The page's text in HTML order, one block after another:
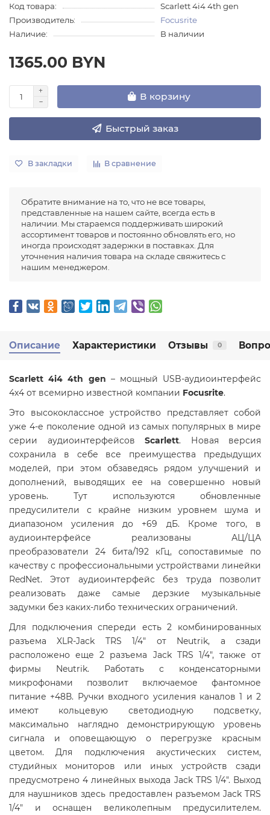
Код товара:
Scarlett 4i4 4th gen
Производитель:
Focusrite
Наличие:
В наличии
1365.00 BYN
В корзину
Быстрый заказ
В закладки В сравнение
Обратите внимание на то, что не все товары,
представленные на нашем сайте, всегда есть в
наличии. Мы стараемся поддерживать широкий
ассортимент товаров и постоянно обновлять его, но
иногда происходят задержки в поставках. Для
уточнения наличия товара на складе свяжитесь с
нашим менеджером.
Описание Характеристики Отзывы 0
Scarlett 4i4 4th gen – мощный USB-аудиоинтерфейс
4х4 от всемирно известной компании Focusrite.
Это высококлассное устройство представляет собой
уже 4-е поколение одной из самых популярных в мире
серии аудиоинтерфейсов Scarlett. Новая версия
сохранила в себе все преимущества предыдущих
моделей, при этом обзаведясь рядом улучшений и
дополнений, выводящих ее на совершенно новый
уровень. Тут используются обновленные
предусилители с крайне низким уровнем шума и
диапазоном усиления до +69 дБ. Кроме того, в
аудиоинтерфейсе реализованы АЦ/ЦА
преобразователи 24 бита/192 кГц, сопоставимые по
качеству с профессиональными устройствами линейки
RedNet. Этот аудиоинтерфейс без труда позволит
реализовать даже самые дерзкие музыкальные
задумки без каких-либо технических ограничений.
Для подключения спереди есть 2 комбинированных
разъема XLR-Jack TRS 1/4" от Neutrik, а сзади
расположено еще 2 разъема Jack TRS 1/4", также от
фирмы Neutrik. Работать с конденсаторными
микрофонами позволит включаемое фантомное
питание +48В. Ручки входного усиления каналов 1 и 2
имеют кольцевую светодиодную подсветку,
максимально наглядно демонстрирующую уровень
сигнала и оповещающую о перегрузке красным
цветом. Для подключения акустических систем,
студийных мониторов или иных устройств сзади
предусмотрено 4 линейных выхода Jack TRS 1/4". Выход
для наушников здесь предоставлен разъемом Jack TRS
1/4" и оснащен великолепным предусилителем.